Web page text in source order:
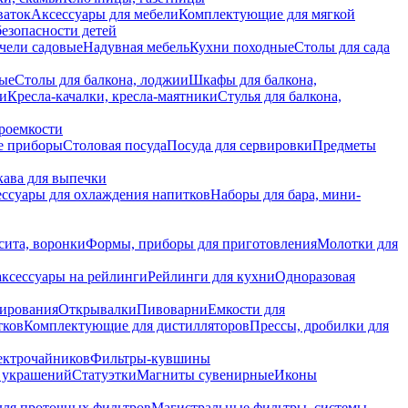
Аксессуары для мебелиКомплектующие для мягкой
детей
садовыеНадувная мебельКухни походныеСтолы для сада
Столы для балкона, лоджииШкафы для балкона,
Кресла-качалки, кресла-маятникиСтулья для балкона,
приборыСтоловая посудаПосуда для сервировкиПредметы
для выпечки
для охлаждения напитковНаборы для бара, мини-
воронкиФормы, приборы для приготовленияМолотки для
на рейлингиРейлинги для кухниОдноразовая
ОткрывалкиПивоварниЕмкости для
Комплектующие для дистилляторовПрессы, дробилки для
Фильтры-кувшины
СтатуэткиМагниты сувенирныеИконы